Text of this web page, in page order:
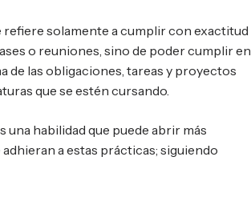
refiere solamente a cumplir con exactitud
o reuniones, sino de poder cumplir en
de las obligaciones, tareas y proyectos
que se estén cursando.
habilidad que puede abrir más
a estas prácticas; siguiendo